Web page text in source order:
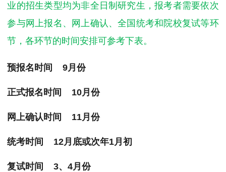
考试真题
报考经验 招生简章
业的招生类型均为非全日制研究生，报考者需要依次
参与网上报名、网上确认、全国统考和院校复试等环
节，各环节的时间安排可参考下表。
预报名时间 9月份
正式报名时间 10月份
网上确认时间 11月份
统考时间 12月底或次年1月初
复试时间 3、4月份